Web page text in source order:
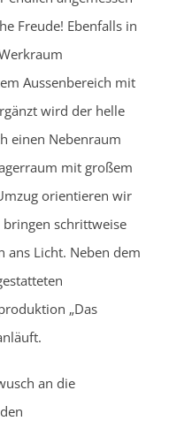
Freude! Ebenfalls in
Aussenbereich mit
wird der helle
einen Nebenraum
mit großem
orientieren wir
schrittweise
ans Licht. Neben dem
„Das
an die